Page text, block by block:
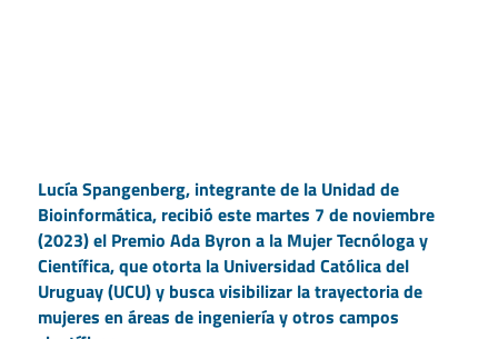
Lucía Spangenberg, integrante de la Unidad de
Bioinformática, recibió este martes 7 de noviembre
(2023) el Premio Ada Byron a la Mujer Tecnóloga y
Científica, que otorta la Universidad Católica del
Uruguay (UCU) y busca visibilizar la trayectoria de
mujeres en áreas de ingeniería y otros campos